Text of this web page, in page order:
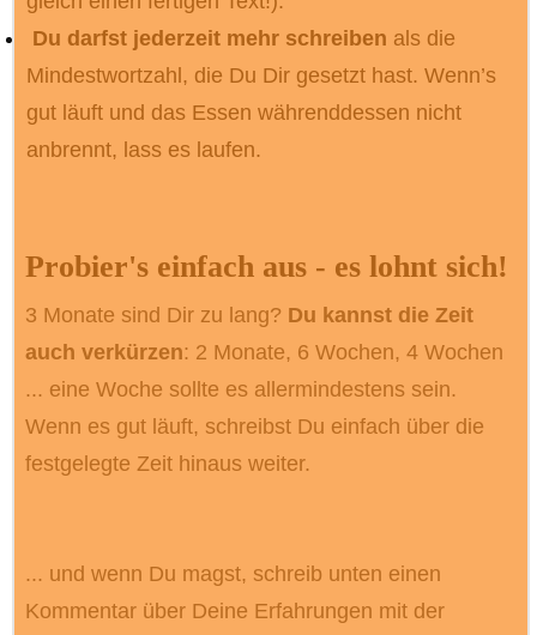
Du darfst jederzeit mehr schreiben als die
Mindestwortzahl, die Du Dir gesetzt hast. Wenn’s
gut läuft und das Essen währenddessen nicht
anbrennt, lass es laufen.
Probier's einfach aus - es lohnt sich!
3 Monate sind Dir zu lang? Du kannst die Zeit
auch verkürzen: 2 Monate, 6 Wochen, 4 Wochen
... eine Woche sollte es allermindestens sein.
Wenn es gut läuft, schreibst Du einfach über die
festgelegte Zeit hinaus weiter.
... und wenn Du magst, schreib unten einen
Kommentar über Deine Erfahrungen mit der